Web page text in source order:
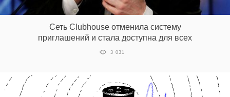
Сеть Clubhouse отменила систему
приглашений и стала доступна для всех
3 031